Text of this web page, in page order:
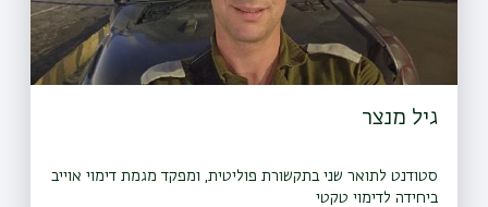
גיל מנצר
סטודנט לתואר שני בתקשורת פוליטית, ומפקד מגמת דימוי אוייב
ביחידה לדימוי טקטי